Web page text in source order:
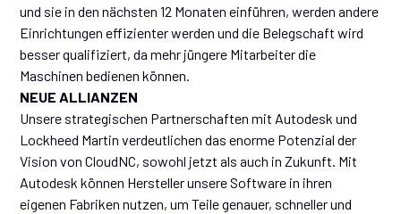
und sie in den nächsten 12 Monaten einführen, werden andere
Einrichtungen effizienter werden und die Belegschaft wird
besser qualifiziert, da mehr jüngere Mitarbeiter die
Maschinen bedienen können.
NEUE ALLIANZEN
Unsere strategischen Partnerschaften mit Autodesk und
Lockheed Martin verdeutlichen das enorme Potenzial der
Vision von CloudNC, sowohl jetzt als auch in Zukunft. Mit
Autodesk können Hersteller unsere Software in ihren
eigenen Fabriken nutzen, um Teile genauer, schneller und